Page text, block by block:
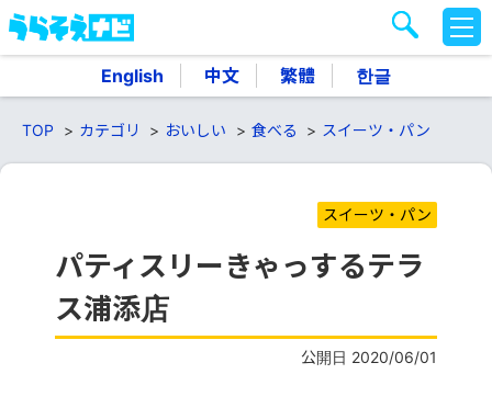
English 中文 繁體 한글
M
E
TOP カテゴリ おいしい 食べる スイーツ・パン
スイーツ・パン
パティスリーきゃっするテラ
ス浦添店
公開日 2020/06/01